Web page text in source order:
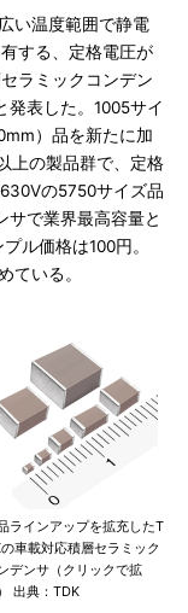
い温度範囲で静電
する、定格電圧が
ラミックコンデン
発表した。1005サイ
）品を新たに加
上の製品群で、定格
の5750サイズ品
サで業界最高容量と
ル価格は100円。
ている。
ラインアップを拡充したT
車載対応積層セラミック
デンサ（クリックで拡
出典：TDK